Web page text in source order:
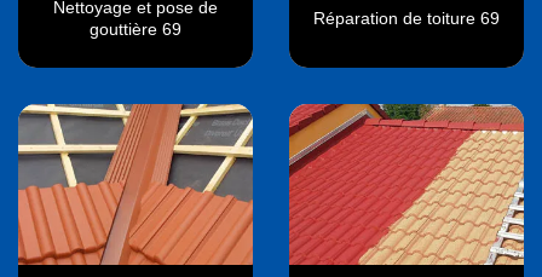
Nettoyage et pose de
gouttière 69
Réparation de toiture 69